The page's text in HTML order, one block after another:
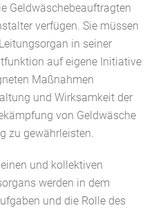
Geldwäschebeauftragten
verfügen. Sie müssen
in seiner
auf eigene Initiative
Maßnahmen
und Wirksamkeit der
von Geldwäsche
zu gewährleisten.
und kollektiven
werden in dem
und die Rolle des